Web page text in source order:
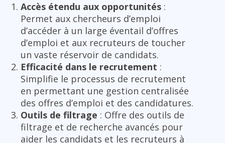
Accès étendu aux opportunités :
Permet aux chercheurs d’emploi
d’accéder à un large éventail d’offres
d’emploi et aux recruteurs de toucher
un vaste réservoir de candidats.
Efficacité dans le recrutement :
Simplifie le processus de recrutement
en permettant une gestion centralisée
des offres d’emploi et des candidatures.
Outils de filtrage : Offre des outils de
filtrage et de recherche avancés pour
aider les candidats et les recruteurs à